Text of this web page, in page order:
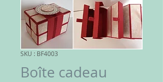
SKU : BF4003
Boîte cadeau